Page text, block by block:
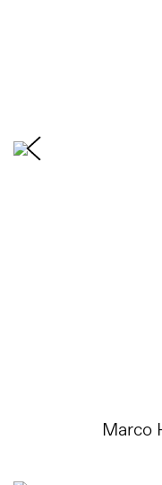
Marco